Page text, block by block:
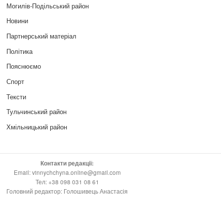
Могилів-Подільський район
Новини
Партнерський матеріал
Політика
Пояснюємо
Спорт
Тексти
Тульчинський район
Хмільницький район
Контакти редакції:
Email: vinnychchyna.online@gmail.com
Тел: +38 098 031 08 61
Головний редактор: Голошивець Анастасія